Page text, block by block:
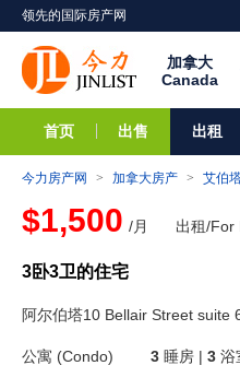
领先的国际房产网
加拿大
Canada
首页 出售 出租
今力房产网 > 加拿大房产 > 艾伯
$1,500 /月 出租/For
3卧3卫的住宅
阿尔伯塔10 Bellair Street suite
公寓 (Condo) 3 睡房 | 3 浴